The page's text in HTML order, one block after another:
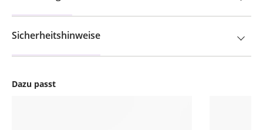
Dazu passt
Sicherheitshinweise